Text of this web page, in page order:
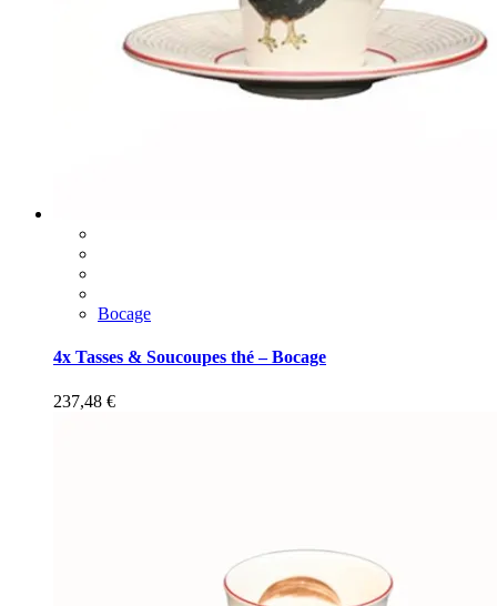
Bocage
4x Tasses & Soucoupes thé – Bocage
237,48 €